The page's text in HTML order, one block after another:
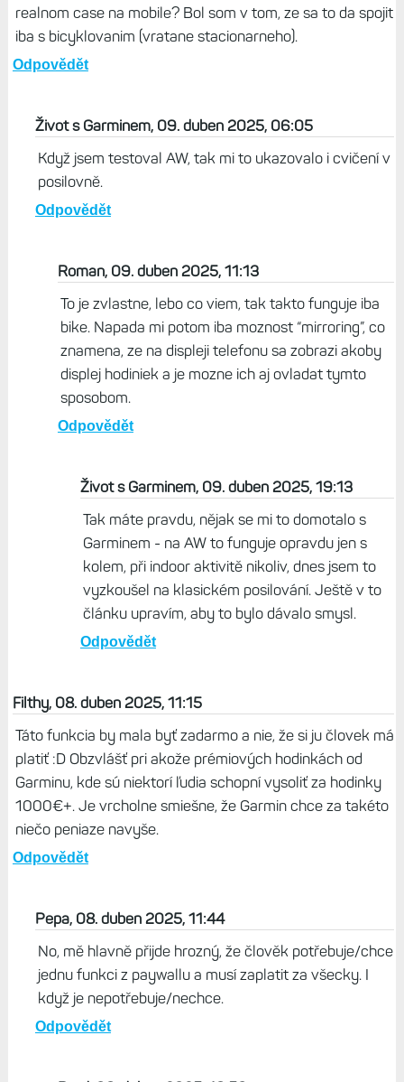
Mně Garmin nedává ani korunu. Naopak, všechny
produkty, které testuju, si kupuju. Jsem fanda, co si
dělá blog...Garmin by byl naopak raději, kdybych
Odpovědět
Roman, 08. duben 2025, 23:26
Pri Apple Watch dokazete sledovat VSETKY aktivity v
iba s bicyklovanim (vratane stacionarneho).
Život s Garminem, 09. duben 2025, 06:05
Když jsem testoval AW, tak mi to ukazovalo i cvičení v
posilovně.
Odpovědět
Roman, 09. duben 2025, 11:13
To je zvlastne, lebo co viem, tak takto funguje iba
bike. Napada mi potom iba moznost “mirroring”, co
znamena, ze na displeji telefonu sa zobrazi akoby
displej hodiniek a je mozne ich aj ovladat tymto
sposobom.
Odpovědět
Život s Garminem, 09. duben 2025, 19:13
Tak máte pravdu, nějak se mi to domotalo s
Garminem - na AW to funguje opravdu jen s
kolem, při indoor aktivitě nikoliv, dnes jsem to
vyzkoušel na klasickém posilování. Ještě v to
článku upravím, aby to bylo dávalo smysl.
Odpovědět
Filthy, 08. duben 2025, 11:15
Táto funkcia by mala byť zadarmo a nie, že si ju človek má
platiť :D Obzvlášť pri akože prémiových hodinkách od
Garminu, kde sú niektorí ľudia schopní vysoliť za hodinky
1000€+. Je vrcholne smiešne, že Garmin chce za takéto